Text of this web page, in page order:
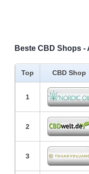
Beste CBD Shops -
Top CBD Shop
1
2
3